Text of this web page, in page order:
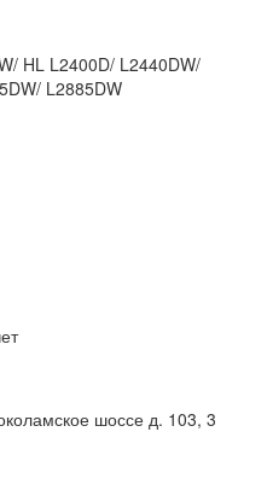
HL L2400D/ L2440DW/
L2885DW
шоссе д. 103, 3